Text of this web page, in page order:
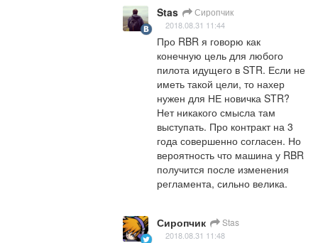
Stas Сиропчик
2018.08.31 11:44
Про RBR я говорю как
конечную цель для любого
пилота идущего в STR. Если не
иметь такой цели, то нахер
нужен для НЕ новичка STR?
Нет никакого смысла там
выступать. Про контракт на 3
года совершенно согласен. Но
вероятность что машина у RBR
получится после изменения
регламента, сильно велика.
Сиропчик Stas
2018.08.31 11:48